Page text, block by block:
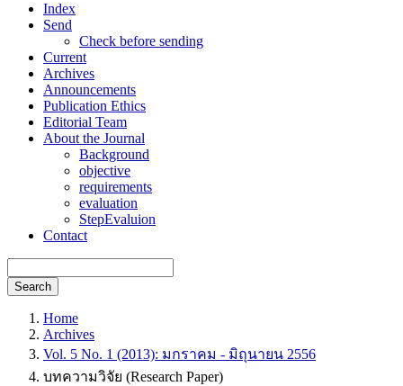
Index
Send
Check before sending
Current
Archives
Announcements
Publication Ethics
Editorial Team
About the Journal
Background
objective
requirements
evaluation
StepEvaluion
Contact
Search
Home
Archives
Vol. 5 No. 1 (2013): มกราคม - มิถุนายน 2556
บทความวิจัย (Research Paper)